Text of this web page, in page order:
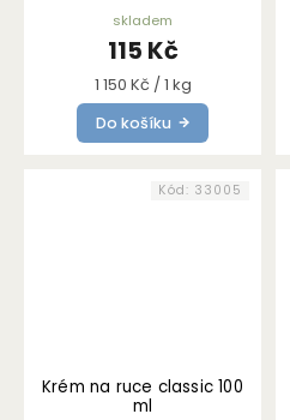
skladem
115 Kč
Měrná
cena:
1 150 Kč / 1 kg
Do košíku
Krém na ruce classic 100
ml
Kód: 33005